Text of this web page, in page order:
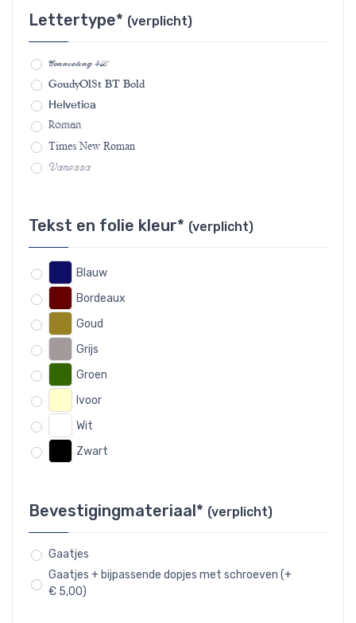
Lettertype* (verplicht)
Connecting 4L
GoudyOlSt BT Bold
Helvetica
Roman
Times New Roman
Vanessa
Tekst en folie kleur* (verplicht)
Blauw
Bordeaux
Goud
Grijs
Groen
Ivoor
Wit
Zwart
Bevestigingmateriaal* (verplicht)
Gaatjes
Gaatjes + bijpassende dopjes met schroeven (+
€ 5,00)